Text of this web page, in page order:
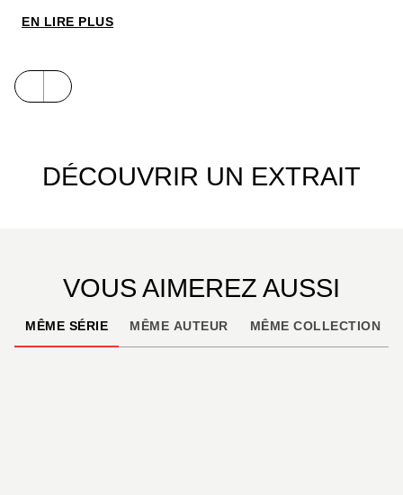
quelques détails à régler… Alors, le Petit Barbare
? Le défi est de taille...
EN LIRE PLUS
DÉCOUVRIR UN EXTRAIT
VOUS AIMEREZ AUSSI
MÊME SÉRIE MÊME AUTEUR MÊME COLLECTION